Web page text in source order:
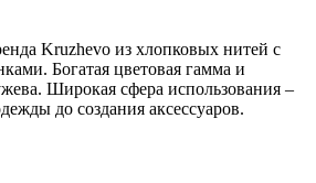
Kruzhevo из хлопковых нитей с
Богатая цветовая гамма и
Широкая сфера использования –
до создания аксессуаров.